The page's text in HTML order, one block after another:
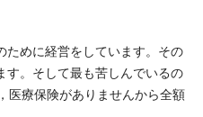
めに経営をしています。その
す。そして最も苦しんでいるの
医療保険がありませんから全額